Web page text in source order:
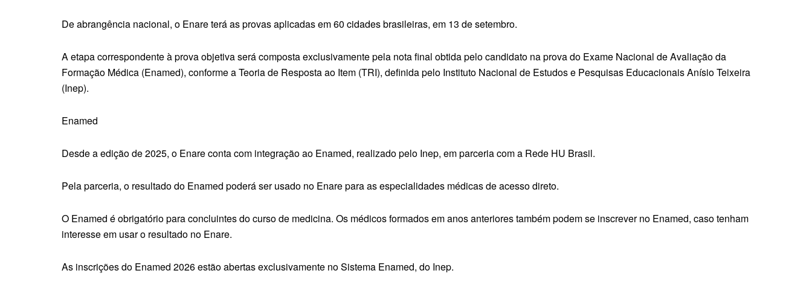
De abrangência nacional, o Enare terá as provas aplicadas em 60 cidades brasileiras, em 13 de setembro.
A etapa correspondente à prova objetiva será composta exclusivamente pela nota final obtida pelo candidato na prova do Exame Nacional de Avaliação da
Formação Médica (Enamed), conforme a Teoria de Resposta ao Item (TRI), definida pelo Instituto Nacional de Estudos e Pesquisas Educacionais Anísio Teixeira
(Inep).
Enamed
Desde a edição de 2025, o Enare conta com integração ao Enamed, realizado pelo Inep, em parceria com a Rede HU Brasil.
Pela parceria, o resultado do Enamed poderá ser usado no Enare para as especialidades médicas de acesso direto.
O Enamed é obrigatório para concluintes do curso de medicina. Os médicos formados em anos anteriores também podem se inscrever no Enamed, caso tenham
interesse em usar o resultado no Enare.
As inscrições do Enamed 2026 estão abertas exclusivamente no Sistema Enamed, do Inep.